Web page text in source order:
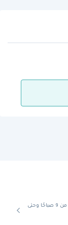
من الأحد إلى الخميس من 9 صباحًا وحتى